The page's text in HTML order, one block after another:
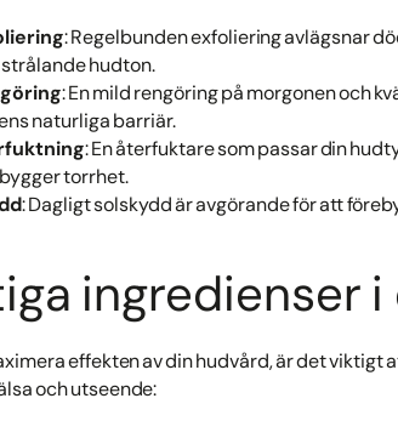
: Regelbunden exfoliering avlägsnar
hudton.
: En mild rengöring på morgonen och
naturliga barriär.
: En återfuktare som passar din
torrhet.
: Dagligt solskydd är avgörande för att
ingredienser
effekten av din hudvård, är det
och utseende: